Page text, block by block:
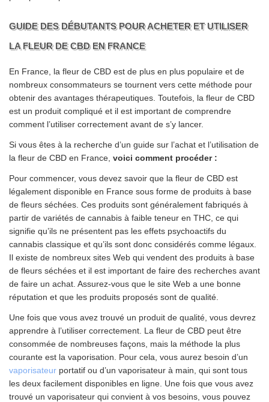
GUIDE DES DÉBUTANTS POUR ACHETER ET UTILISER
LA FLEUR DE CBD EN FRANCE
En France, la fleur de CBD est de plus en plus populaire et de
nombreux consommateurs se tournent vers cette méthode pour
obtenir des avantages thérapeutiques. Toutefois, la fleur de CBD
est un produit compliqué et il est important de comprendre
comment l’utiliser correctement avant de s’y lancer.
Si vous êtes à la recherche d’un guide sur l’achat et l’utilisation de
la fleur de CBD en France, voici comment procéder :
Pour commencer, vous devez savoir que la fleur de CBD est
légalement disponible en France sous forme de produits à base
de fleurs séchées. Ces produits sont généralement fabriqués à
partir de variétés de cannabis à faible teneur en THC, ce qui
signifie qu’ils ne présentent pas les effets psychoactifs du
cannabis classique et qu’ils sont donc considérés comme légaux.
Il existe de nombreux sites Web qui vendent des produits à base
de fleurs séchées et il est important de faire des recherches avant
de faire un achat. Assurez-vous que le site Web a une bonne
réputation et que les produits proposés sont de qualité.
Une fois que vous avez trouvé un produit de qualité, vous devrez
apprendre à l’utiliser correctement. La fleur de CBD peut être
consommée de nombreuses façons, mais la méthode la plus
courante est la vaporisation. Pour cela, vous aurez besoin d’un
vaporisateur portatif ou d’un vaporisateur à main, qui sont tous
les deux facilement disponibles en ligne. Une fois que vous avez
trouvé un vaporisateur qui convient à vos besoins, vous pouvez